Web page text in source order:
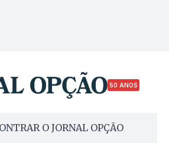
50 ANOS
O JORNAL OPÇÃO